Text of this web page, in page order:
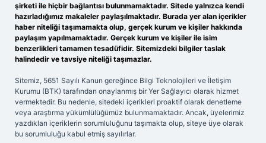
şirketi ile hiçbir bağlantısı bulunmamaktadır. Sitede yalnızca kendi
hazırladığımız makaleler paylaşılmaktadır. Burada yer alan içerikler
haber niteliği taşımamakta olup, gerçek kurum ve kişiler hakkında
paylaşım yapılmamaktadır. Gerçek kurum ve kişiler ile isim
benzerlikleri tamamen tesadüfidir. Sitemizdeki bilgiler taslak
halindedir ve tavsiye niteliği taşımazlar.
Sitemiz, 5651 Sayılı Kanun gereğince Bilgi Teknolojileri ve İletişim
Kurumu (BTK) tarafından onaylanmış bir Yer Sağlayıcı olarak hizmet
vermektedir. Bu nedenle, sitedeki içerikleri proaktif olarak denetleme
veya araştırma yükümlülüğümüz bulunmamaktadır. Ancak, üyelerimiz
yazdıkları içeriklerin sorumluluğunu taşımakta olup, siteye üye olarak
bu sorumluluğu kabul etmiş sayılırlar.